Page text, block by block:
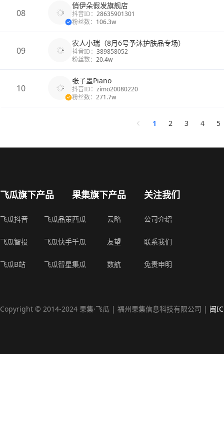
08
俏伊朵假发旗舰店
抖音ID： 28635901301
粉丝数： 106.3w
09
农人小瑞（8月6号予沐护肤品专场）
抖音ID： 389858052
粉丝数： 20.4w
10
张子墨Piano
抖音ID： zimo20080220
粉丝数： 271.7w
1 2 3 4 5
飞瓜旗下产品
飞瓜抖音 飞瓜品策
飞瓜智投 飞瓜快手
飞瓜B站 飞瓜智星
果集旗下产品
西瓜 云略
千瓜 友望
集瓜 数航
关注我们
公司介绍
联系我们
免责申明
Copyright © 2014-2024 果集·飞瓜 | 福州果集信息科技有限公司 | 闽